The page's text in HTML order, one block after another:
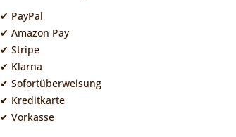
✔ PayPal
✔ Amazon Pay
✔ Stripe
✔ Klarna
✔ Sofortüberweisung
✔ Kreditkarte
✔ Vorkasse